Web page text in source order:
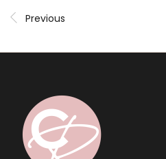
Previous